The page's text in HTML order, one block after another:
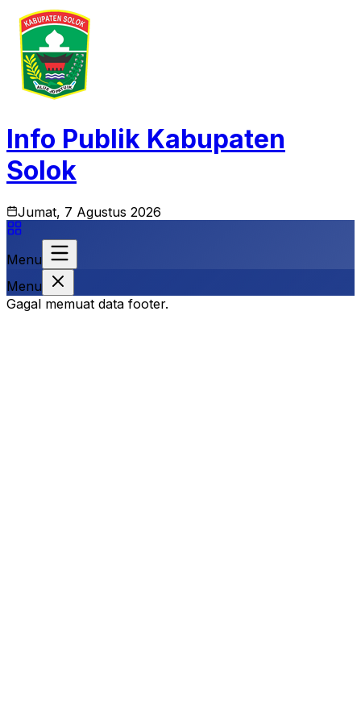
Info Publik Kabupaten
Solok
Jumat, 7 Agustus 2026
Menu
Menu
Gagal memuat data footer.